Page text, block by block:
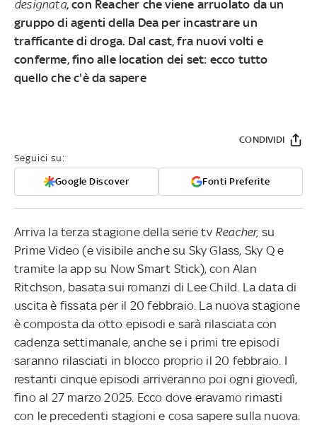
designata, con Reacher che viene arruolato da un
gruppo di agenti della Dea per incastrare un
trafficante di droga. Dal cast, fra nuovi volti e
conferme, fino alle location dei set: ecco tutto
quello che c'è da sapere
Seguici su:
Google Discover Fonti Preferite
CONDIVIDI
Arriva la terza stagione della serie tv Reacher, su
Prime Video (e visibile anche su Sky Glass, Sky Q e
tramite la app su Now Smart Stick), con Alan
Ritchson, basata sui romanzi di Lee Child. La data di
uscita è fissata per il 20 febbraio. La nuova stagione
è composta da otto episodi e sarà rilasciata con
cadenza settimanale, anche se i primi tre episodi
saranno rilasciati in blocco proprio il 20 febbraio. I
restanti cinque episodi arriveranno poi ogni giovedì,
fino al 27 marzo 2025. Ecco dove eravamo rimasti
con le precedenti stagioni e cosa sapere sulla nuova.